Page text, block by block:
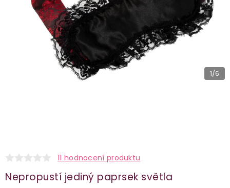
1/6
11 hodnocení produktu
Nepropustí jediný paprsek světla